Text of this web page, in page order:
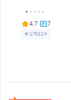
4.7
# 176224